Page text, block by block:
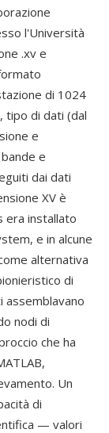
l'Università
.xv e
di 1024
tipo di dati (dal
e
e
dai dati
XV è
era installato
e in alcune
alternativa
di
assemblavano
nodi di
che ha
Un
di
— valori